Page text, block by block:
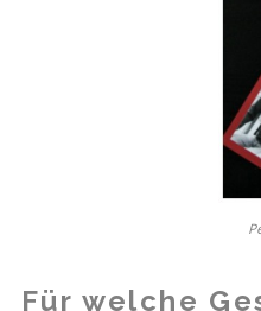
Für welche